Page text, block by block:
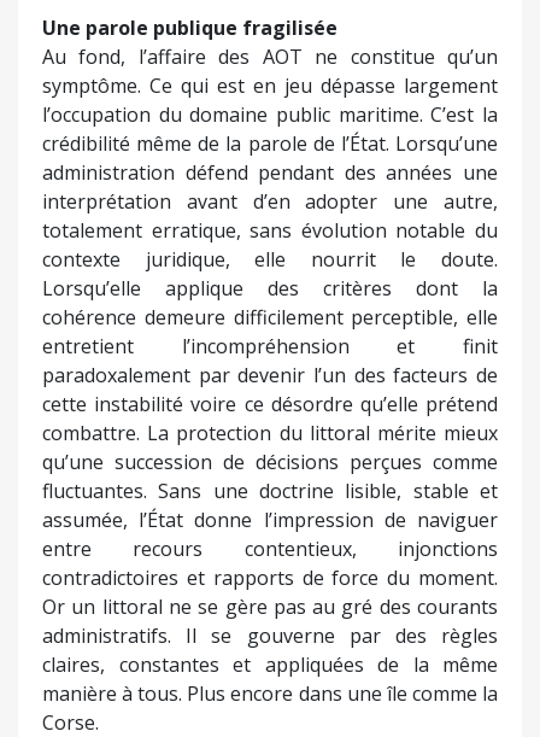
Une parole publique fragilisée
Au fond, l’affaire des AOT ne constitue qu’un
symptôme. Ce qui est en jeu dépasse largement
l’occupation du domaine public maritime. C’est la
crédibilité même de la parole de l’État. Lorsqu’une
administration défend pendant des années une
interprétation avant d’en adopter une autre,
totalement erratique, sans évolution notable du
contexte juridique, elle nourrit le doute.
Lorsqu’elle applique des critères dont la
cohérence demeure difficilement perceptible, elle
entretient l’incompréhension et finit
paradoxalement par devenir l’un des facteurs de
cette instabilité voire ce désordre qu’elle prétend
combattre. La protection du littoral mérite mieux
qu’une succession de décisions perçues comme
fluctuantes. Sans une doctrine lisible, stable et
assumée, l’État donne l’impression de naviguer
entre recours contentieux, injonctions
contradictoires et rapports de force du moment.
Or un littoral ne se gère pas au gré des courants
administratifs. Il se gouverne par des règles
claires, constantes et appliquées de la même
manière à tous. Plus encore dans une île comme la
Corse.